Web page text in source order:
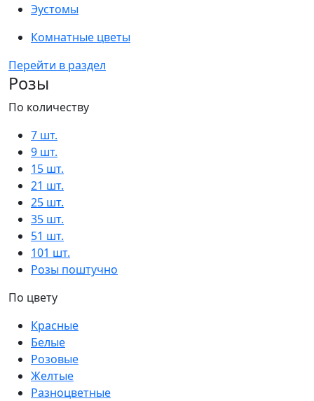
Эустомы
Комнатные цветы
Перейти в раздел
Розы
По количеству
7 шт.
9 шт.
15 шт.
21 шт.
25 шт.
35 шт.
51 шт.
101 шт.
Розы поштучно
По цвету
Красные
Белые
Розовые
Желтые
Разноцветные